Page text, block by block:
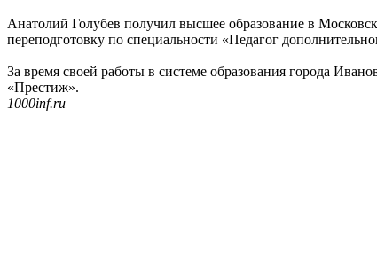
Анатолий Голубев получил высшее образование в
переподготовку по специальности «Педагог
За время своей работы в системе образования города
«Престиж».
1000inf.ru